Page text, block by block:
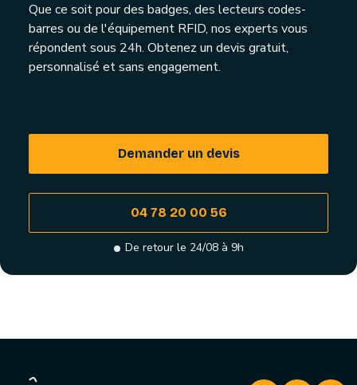
Que ce soit pour des badges, des lecteurs codes-
barres ou de l'équipement RFID, nos experts vous
répondent sous 24h. Obtenez un devis gratuit,
personnalisé et sans engagement.
Demander un devis
04 78 20 00 56
De retour le 24/08 à 9h